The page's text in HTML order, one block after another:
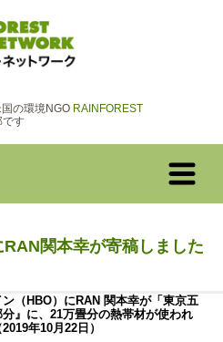
の環境NGO RAINFOREST
です
関本幸が寄稿しました
（HBO）にRAN 関本幸が「東京五
』に、21万畳分の熱帯材が使われ
年10月22日）